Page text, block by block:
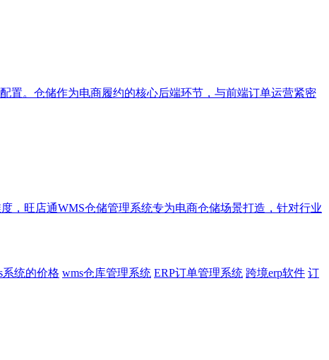
置。仓储作为电商履约的核心后端环节，与前端订单运营紧密
，旺店通WMS仓储管理系统专为电商仓储场景打造，针对行业
系统的价格 wms仓库管理系统 ERP订单管理系统 跨境erp软件 订